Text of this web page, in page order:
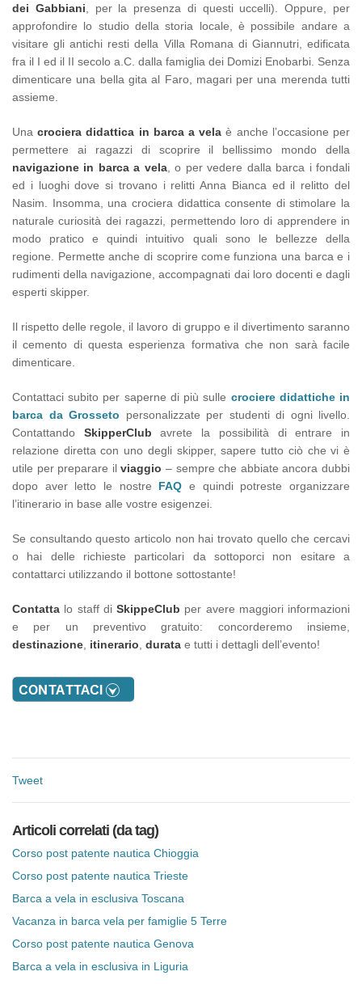
dei Gabbiani , per la presenza di questi uccelli). Oppure, per
approfondire lo studio della storia locale, è possibile andare a
visitare gli antichi resti della Villa Romana di Giannutri, edificata
fra il I ed il II secolo a.C. dalla famiglia dei Domizi Enobarbi. Senza
dimenticare una bella gita al Faro, magari per una merenda tutti
assieme.
Unacrociera didattica in barca a vela è anche l’occasione per
permettere ai ragazzi di scoprire il bellissimo mondo della
navigazione in barca a vela, o per vedere dalla barca i fondali
ed i luoghi dove si trovano i relitti Anna Bianca ed il relitto del
Nasim. Insomma, una crociera didattica consente di stimolare la
naturale curiosità dei ragazzi, permettendo loro di apprendere in
modo pratico e quindi intuitivo quali sono le bellezze della
regione. Permette anche di scoprire come funziona una barca e i
rudimenti della navigazione, accompagnati dai loro docenti e dagli
esperti skipper.
Il rispetto delle regole, il lavoro di gruppo e il divertimento saranno
il cemento di questa esperienza formativa che non sarà facile
dimenticare.
Contattaci subito per saperne di più sulle crociere didattiche in
barca da Grosseto personalizzate per studenti di ogni livello.
Contattando SkipperClub avrete la possibilità di entrare in
relazione diretta con uno degli skipper, sapere tutto ciò che vi è
utile per preparare ilviaggio – sempre che abbiate ancora dubbi
dopo aver letto le nostre FAQ e quindi potreste organizzare
l’itinerario in base alle vostre esigenzei.
Se consultando questo articolo non hai trovato quello che cercavi
o hai delle richieste particolari da sottoporci non esitare a
contattarci utilizzando il bottone sottostante!
Contatta lo staff diSkippeClub per avere maggiori informazioni
e per un preventivo gratuito: concorderemo insieme,
destinazione itinerario durata e tutti i dettagli dell’evento!
Tweet
Articoli correlati (da tag)
Corso post patente nautica Chioggia
Corso post patente nautica Trieste
Barca a vela in esclusiva Toscana
Vacanza in barca vela per famiglie 5 Terre
Corso post patente nautica Genova
Barca a vela in esclusiva in Liguria